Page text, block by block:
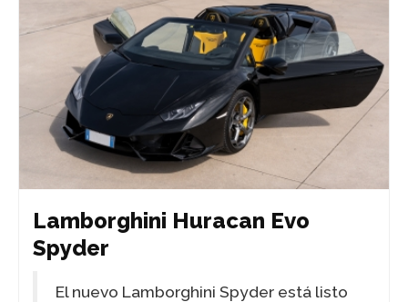
Lamborghini Huracan Evo
Spyder
El nuevo Lamborghini Spyder está listo